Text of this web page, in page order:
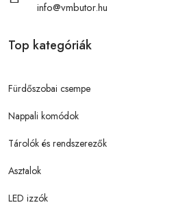
info@vmbutor.hu
Top kategóriák
Fürdőszobai csempe
Nappali komódok
Tárolók és rendszerezők
Asztalok
LED izzók